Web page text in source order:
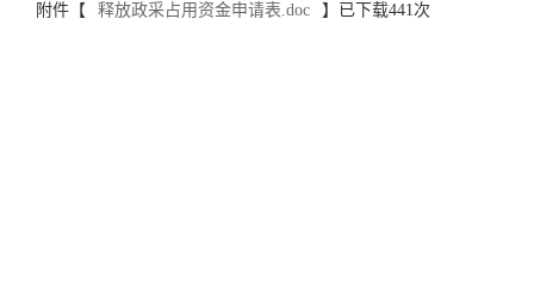
附件【 释放政采占用资金申请表.doc 】已下载441次